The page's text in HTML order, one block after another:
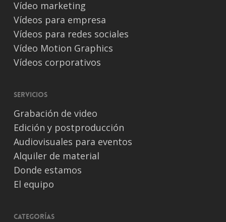
Vídeo marketing
Vídeos para empresa
Vídeos para redes sociales
Vídeo Motion Graphics
Vídeos corporativos
Servicios
Grabación de video
Edición y postproducción
Audiovisuales para eventos
Alquiler de material
Donde estamos
El equipo
Categorías